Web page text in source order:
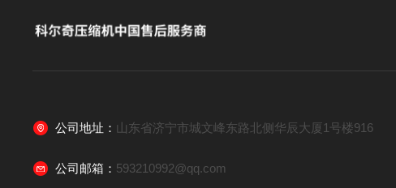
公司地址： 山东省济宁市城文峰东路北侧华辰大厦1号楼916
公司邮箱： 593210992@qq.com